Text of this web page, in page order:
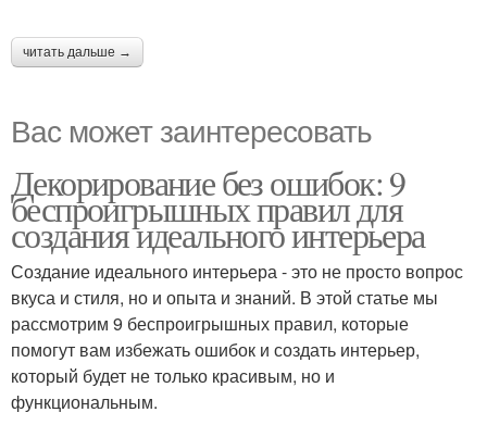
читать дальше →
Вас может заинтересовать
Декорирование без ошибок: 9
беспроигрышных правил для
создания идеального интерьера
Создание идеального интерьера - это не просто вопрос
вкуса и стиля, но и опыта и знаний. В этой статье мы
рассмотрим 9 беспроигрышных правил, которые
помогут вам избежать ошибок и создать интерьер,
который будет не только красивым, но и
функциональным.